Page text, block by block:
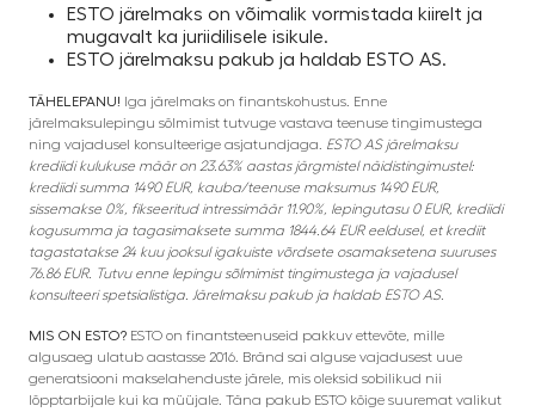
ESTO järelmaks on võimalik vormistada kiirelt ja
mugavalt ka juriidilisele isikule.
ESTO järelmaksu pakub ja haldab ESTO AS.
TÄHELEPANU! Iga järelmaks on finantskohustus. Enne
järelmaksulepingu sõlmimist tutvuge vastava teenuse tingimustega
ning vajadusel konsulteerige asjatundjaga. ESTO AS järelmaksu
krediidi kulukuse määr on 23.63% aastas järgmistel näidistingimustel:
krediidi summa 1490 EUR, kauba/teenuse maksumus 1490 EUR,
sissemakse 0%, fikseeritud intressimäär 11.90%, lepingutasu 0 EUR, krediidi
kogusumma ja tagasimaksete summa 1844.64 EUR eeldusel, et krediit
tagastatakse 24 kuu jooksul igakuiste võrdsete osamaksetena suuruses
76.86 EUR. Tutvu enne lepingu sõlmimist tingimustega ja vajadusel
konsulteeri spetsialistiga. Järelmaksu pakub ja haldab ESTO AS.
MIS ON ESTO? ESTO on finantsteenuseid pakkuv ettevõte, mille
algusaeg ulatub aastasse 2016. Bränd sai alguse vajadusest uue
generatsiooni makselahenduste järele, mis oleksid sobilikud nii
lõpptarbijale kui ka müüjale. Täna pakub ESTO kõige suuremat valikut